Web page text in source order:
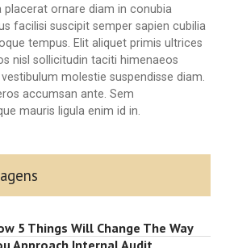
ornare diam in conubia
facilisi suscipit semper sapien cubilia
tempus. Elit aliquet primis ultrices
nisl sollicitudin taciti himenaeos
molestie suspendisse diam.
accumsan ante. Sem
mauris ligula enim id in.
5 Things Will Change The Way
Approach Internal Audit